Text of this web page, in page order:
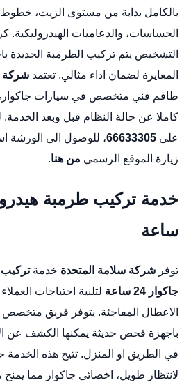
بالكامل بداية من مستوى الزيت، خطوط
الحساسات، والدعاميات الهيدروليكية.
التشخيص يتم تركيب الطرمبة الجديدة
المعايرة لضمان اداء مثالي. تعتمد شركة
طاقم فني متخصص في سيارات جاكوار،
كاملا عن حالة النظام قبل وبعد
على 66633305، للوصول الى الورشة
زيارة الموقع الرسمي من هنا.
ساعة
توفر شركة سلامة المتحدة خدمة
جاكوار 24 ساعة
لتلبية احتياجات
الاعطال المفاجئة. يتوفر فريق متخصص
باجهزة فحص حديثة يمكنها الكشف عن
في الطريق او المنزل. تتيح هذه الخدمة
لانتظار طويل، اخصائي جاكوار مما يمنح